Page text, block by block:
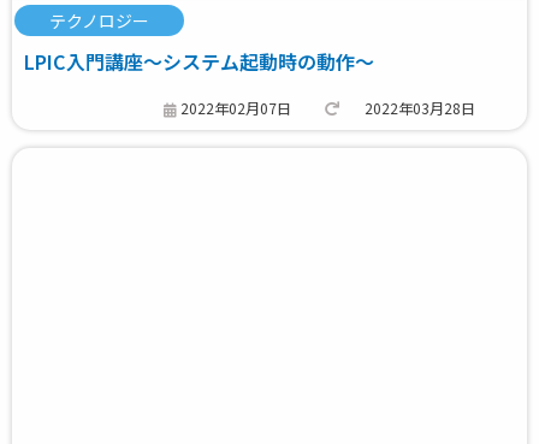
テクノロジー
LPIC入門講座～システム起動時の動作～
2022年02月07日 2022年03月28日